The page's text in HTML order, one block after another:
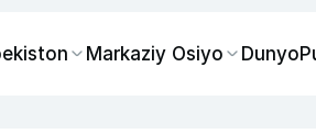
Markaziy Osiyo Dunyo